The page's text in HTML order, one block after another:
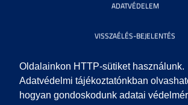
Oldalainkon HTTP-sütiket használunk.
Adatvédelmi tájékoztatónkban
hogyan gondoskodunk adatai
ADATVÉDELEM
VISSZAÉLÉS-BEJELENTÉS
KÖZÉRDEKŰ ADATOK
IMPRESSZUM